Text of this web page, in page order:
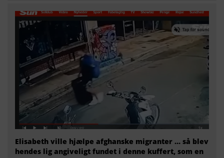
Elisabeth ville hjælpe afghanske migranter … så blev
hendes lig angiveligt fundet i denne kuffert, som en